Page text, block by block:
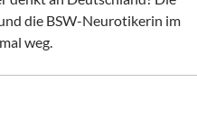
die BSW-Neurotikerin im
weg.